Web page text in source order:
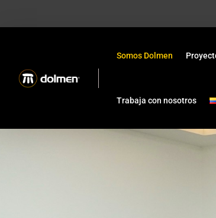
Somos Dolmen
Trabaja con nosotros